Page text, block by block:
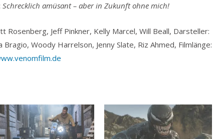
Schrecklich amüsant – aber in Zukunft ohne mich!
Rosenberg, Jeff Pinkner, Kelly Marcel, Will Beall, Darsteller:
Woody Harrelson, Jenny Slate, Riz Ahmed, Filmlänge: